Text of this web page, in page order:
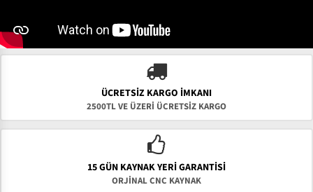
ÜCRETSIZ KARGO İMKANI
2500TL VE ÜZERİ ÜCRETSİZ KARGO
15 GÜN KAYNAK YERI GARANTISI
ORJİNAL CNC KAYNAK